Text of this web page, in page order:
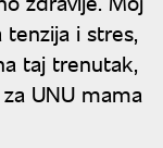
i stres,
taj trenutak,
UNU mama